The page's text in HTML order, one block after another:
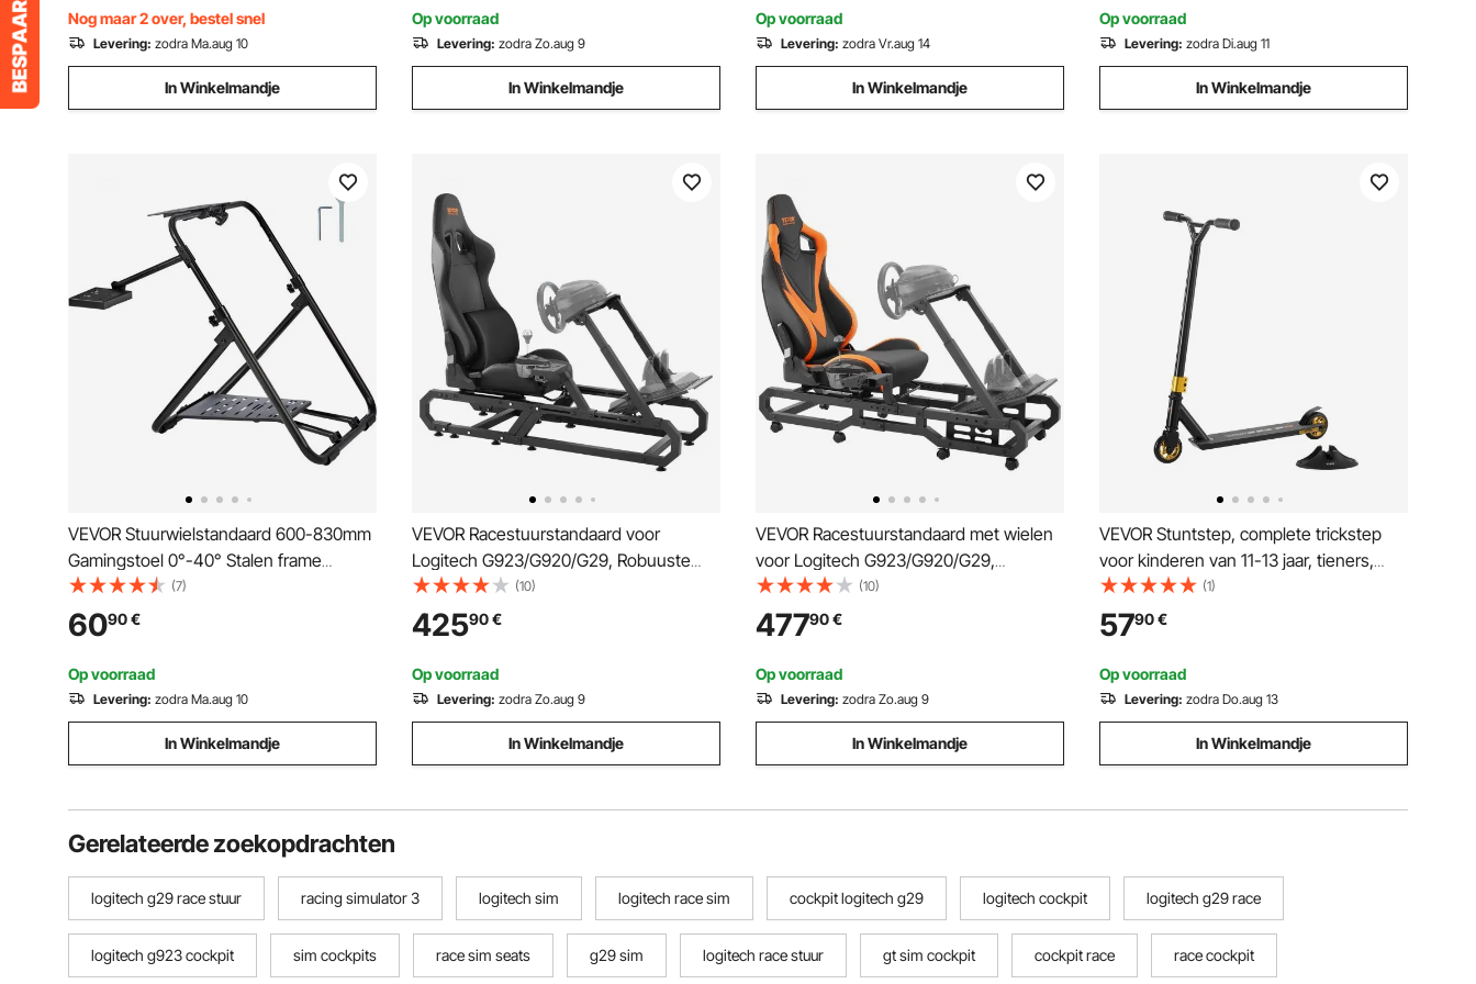
CSR pedalen
Nog maar 2 over, bestel snel
Levering: zodra Ma.aug 10
In Winkelmandje
Op voorraad
Levering: zodra Zo.aug 9
In Winkelmandje
Op voorraad
Levering: zodra Vr.aug 14
In Winkelmandje
stabiel, met rubberen voetjes
Op voorraad
Levering: zodra Di.aug 11
In Winkelmandje
VEVOR Stuurwielstandaard 600-830mm
Gamingstoel 0°-40° Stalen frame
Racesimulator voor racegames
Gamingstoel Racestoel Racestoel voor
Logitech Thrustmaster Fanatec Hori en
Mad Catz
(7)
6090€
Op voorraad
Levering: zodra Ma.aug 10
In Winkelmandje
VEVOR Racestuurstandaard voor
Logitech G923/G920/G29, Robuuste
stalen cockpit voor rijsimulator -
Thrustmaster T248P, Hoogte
stuurwielbevestiging en hoek
voetpedaal verstelbaar, Max. belasting
150 kg, Compact
(10)
42590€
Op voorraad
Levering: zodra Zo.aug 9
In Winkelmandje
VEVOR Racestuurstandaard met wielen
voor Logitech G923/G920/G29,
robuuste stalen cockpit voor rijsimulator
- Thrustmaster T248P, verstelbare
stuurwielhouder en voetpedaal,
maximale belasting 150 kg
(10)
47790€
Op voorraad
Levering: zodra Zo.aug 9
In Winkelmandje
VEVOR Stuntstep, complete trickstep
voor kinderen van 11-13 jaar, tieners,
jongens en meisjes, freestyle streetrider
voor gevorderden en beginners,
lichtgewicht aluminium deck
(1)
5790€
Op voorraad
Levering: zodra Do.aug 13
In Winkelmandje
Gerelateerde zoekopdrachten
logitech g29 race stuur racing simulator 3 logitech sim logitech race sim cockpit logitech g29 logitech cockpit logitech g29 race
logitech g923 cockpit sim cockpits race sim seats g29 sim logitech race stuur gt sim cockpit cockpit race race cockpit